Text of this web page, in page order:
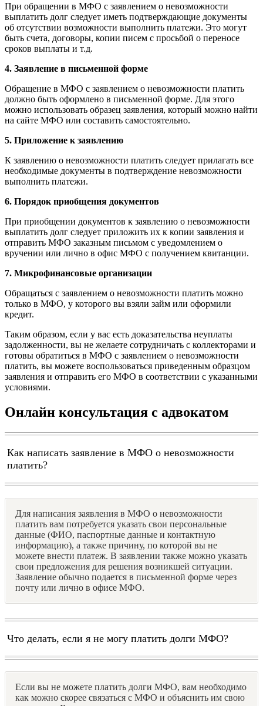
При обращении в МФО с заявлением о невозможности
выплатить долг следует иметь подтверждающие документы
об отсутствии возможности выполнить платежи. Это могут
быть счета, договоры, копии писем с просьбой о переносе
сроков выплаты и т.д.
4. Заявление в письменной форме
Обращение в МФО с заявлением о невозможности платить
должно быть оформлено в письменной форме. Для этого
можно использовать образец заявления, который можно найти
на сайте МФО или составить самостоятельно.
5. Приложение к заявлению
К заявлению о невозможности платить следует прилагать все
необходимые документы в подтверждение невозможности
выполнить платежи.
6. Порядок приобщения документов
При приобщении документов к заявлению о невозможности
выплатить долг следует приложить их к копии заявления и
отправить МФО заказным письмом с уведомлением о
вручении или лично в офис МФО с получением квитанции.
7. Микрофинансовые организации
Обращаться с заявлением о невозможности платить можно
только в МФО, у которого вы взяли займ или оформили
кредит.
Таким образом, если у вас есть доказательства неуплаты
задолженности, вы не желаете сотрудничать с коллекторами и
готовы обратиться в МФО с заявлением о невозможности
платить, вы можете воспользоваться приведенным образцом
заявления и отправить его МФО в соответствии с указанными
условиями.
Онлайн консультация с адвокатом
Как написать заявление в МФО о невозможности
платить?
Для написания заявления в МФО о невозможности
платить вам потребуется указать свои персональные
данные (ФИО, паспортные данные и контактную
информацию), а также причину, по которой вы не
можете внести платеж. В заявлении также можно указать
свои предложения для решения возникшей ситуации.
Заявление обычно подается в письменной форме через
почту или лично в офисе МФО.
Что делать, если я не могу платить долги МФО?
Если вы не можете платить долги МФО, вам необходимо
как можно скорее связаться с МФО и объяснить им свою